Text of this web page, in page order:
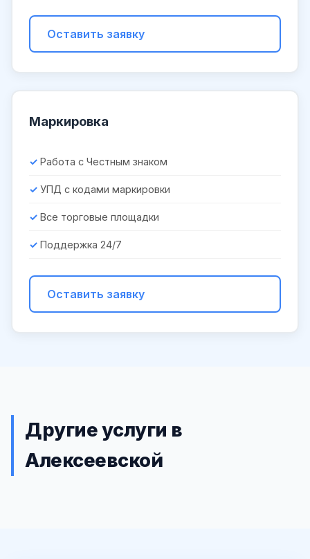
Оставить заявку
Маркировка
Работа с Честным знаком
УПД с кодами маркировки
Все торговые площадки
Поддержка 24/7
Оставить заявку
Другие услуги в
Алексеевской